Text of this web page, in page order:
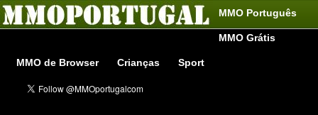
MMO Português
MMO Grátis
MMO de Browser Crianças Sport